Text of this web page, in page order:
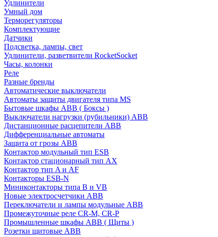
Удлинители
Умный дом
Терморегуляторы
Комплектующие
Датчики
Подсветка, лампы, свет
Удлинители, разветвители RocketSocket
Часы, колонки
Реле
Разные бренды
Автоматические выключатели
Автоматы защиты двигателя типа MS
Бытовые шкафы ABB ( Боксы )
Выключатели нагрузки (рубильники) ABB
Дистанционные расцепители ABB
Дифференциальные автоматы
Защита от грозы ABB
Контактор модульный тип ESB
Контактор стационарный тип AX
Контактор тип A и AF
Контакторы ESB-N
Миниконтакторы типа B и VB
Новые электросчетчики ABB
Переключатели и лампы модульные ABB
Промежуточные реле CR-M, CR-P
Промышленные шкафы ABB ( Щиты )
Розетки щитовые ABB